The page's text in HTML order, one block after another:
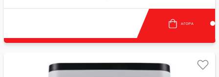
ΑΓΟΡΆ